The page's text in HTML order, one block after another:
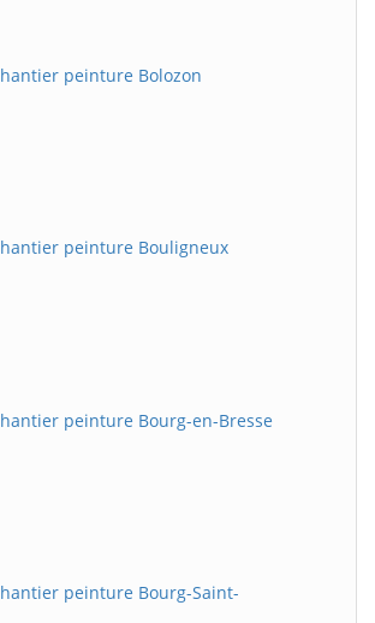
peinture Bolozon
peinture Bouligneux
peinture Bourg-en-Bresse
peinture Bourg-Saint-